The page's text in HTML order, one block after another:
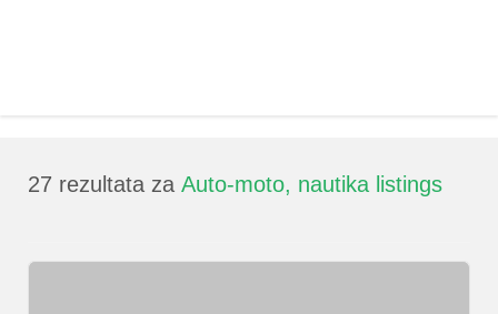
27 rezultata za Auto-moto, nautika listings